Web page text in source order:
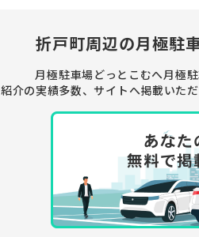
折戸町周辺の月極駐
月極駐車場どっとこむへ月極
紹介の実績多数、サイトへ掲載いただ